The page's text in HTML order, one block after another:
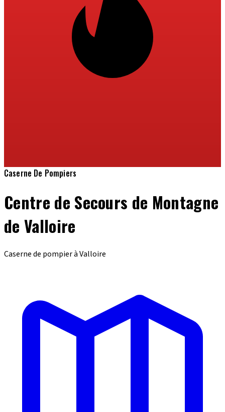
Caserne De Pompiers
Centre de Secours de Montagne
de Valloire
Caserne de pompier à Valloire